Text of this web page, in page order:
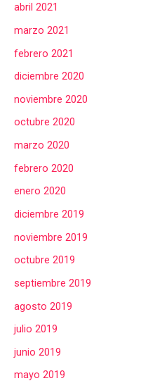
abril 2021
marzo 2021
febrero 2021
diciembre 2020
noviembre 2020
octubre 2020
marzo 2020
febrero 2020
enero 2020
diciembre 2019
noviembre 2019
octubre 2019
septiembre 2019
agosto 2019
julio 2019
junio 2019
mayo 2019